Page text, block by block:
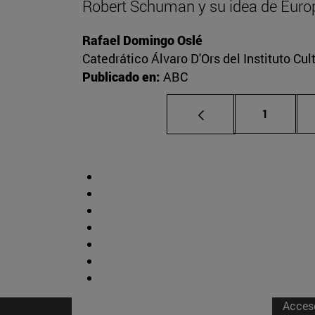
Robert Schuman y su idea de
Rafael Domingo Oslé
Catedrático Álvaro D'Ors del Instituto
Publicado en: ABC
Página
1